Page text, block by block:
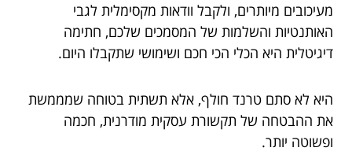
מעיכובים מיותרים, ולקבל וודאות מקסימלית לגבי
האותנטיות והשלמות של המסמכים שלכם, חתימה
דיגיטלית היא הכלי הכי חכם ושימושי שתקבלו היום.
היא לא סתם טרנד חולף, אלא תשתית בטוחה שמממשת
את ההבטחה של תקשורת עסקית מודרנית, חכמה
ופשוטה יותר.